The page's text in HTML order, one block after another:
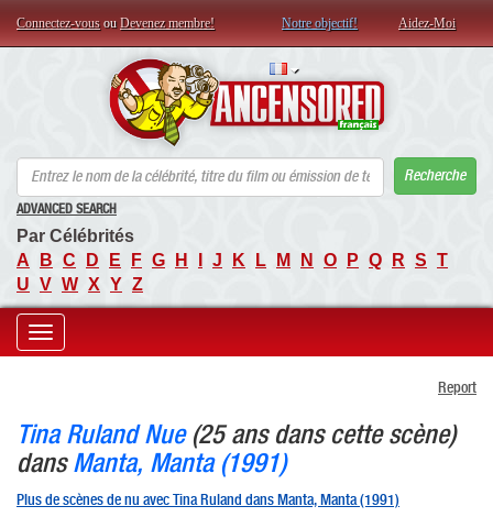
Connectez-vous ou Devenez membre! Notre objectif! Aidez-Moi
Recherche
ADVANCED SEARCH
Par Célébrités
A
B C D E F G H J K L M N O P Q R S T
U V W X Y Z
Toggle
Report
Tina Ruland Nue(25 ans dans cette scène)
dansManta, Manta (1991)
Plus de scènes de nu avec Tina Ruland dans Manta, Manta (1991)